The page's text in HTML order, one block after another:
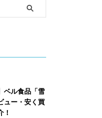
ベル食品「雪
ュー・安く買
！